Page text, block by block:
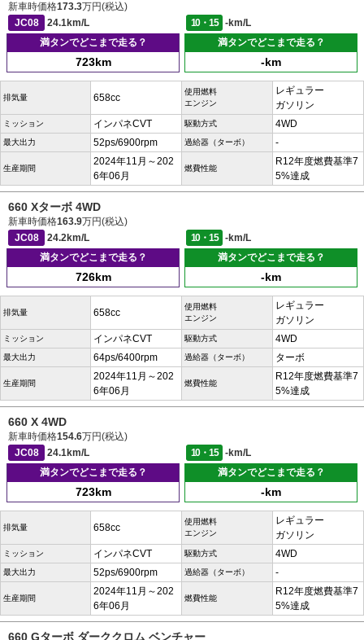
新車時価格173.3万円(税込)
JC08
24.1km/L 10・15
-km/L
満タンでどこまで走る？
723km
満タンでどこまで走る？
-km
排気量 658cc
使用燃料
エンジン
レギュラー
ガソリン
ミッション インパネCVT 駆動方式 4WD
最大出力 52ps/6900rpm 過給器（ターボ） -
生産期間
2024年11月～202
6年06月
燃費性能
R12年度燃費基準7
5%達成
660 Xターボ 4WD
新車時価格163.9万円(税込)
JC08
24.2km/L 10・15
-km/L
満タンでどこまで走る？
726km
満タンでどこまで走る？
-km
排気量 658cc
使用燃料
エンジン
レギュラー
ガソリン
ミッション インパネCVT 駆動方式 4WD
最大出力 64ps/6400rpm 過給器（ターボ） ターボ
生産期間
2024年11月～202
6年06月
燃費性能
R12年度燃費基準7
5%達成
660 X 4WD
新車時価格154.6万円(税込)
JC08
24.1km/L 10・15
-km/L
満タンでどこまで走る？
723km
満タンでどこまで走る？
-km
排気量 658cc
使用燃料
エンジン
レギュラー
ガソリン
ミッション インパネCVT 駆動方式 4WD
最大出力 52ps/6900rpm 過給器（ターボ） -
生産期間
2024年11月～202
6年06月
燃費性能
R12年度燃費基準7
5%達成
660 Gターボ ダーククロム ベンチャー